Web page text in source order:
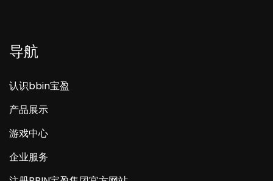
导航
认识bbin宝盈
产品展示
游戏中心
企业服务